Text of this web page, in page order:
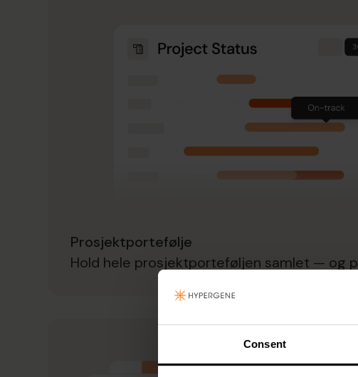
Consent
Prosjektportefølje
Hold hele prosjektporteføljen samlet — og